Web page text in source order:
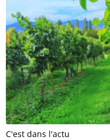
C'est dans l'actu